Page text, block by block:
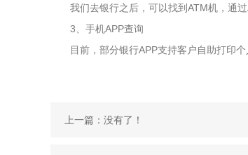
我们去银行之后，可以找到ATM机，通过
3、手机APP查询
目前，部分银行APP支持客户自助打印个
上一篇：没有了！